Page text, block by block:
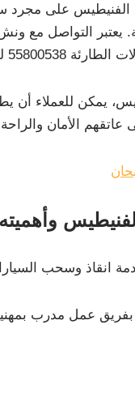
على مجرد
يعتبر التواصل مع
المساعدة في اقرب وقت.
يمكن للعملاء أن
عاتقهم الأمان
وأهميته
انقاذ وسحب
عمل مدرب